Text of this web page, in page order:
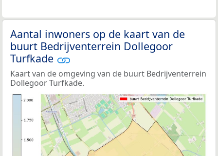
Aantal inwoners op de kaart van de
buurt Bedrijventerrein Dollegoor
Turfkade
Kaart van de omgeving van de buurt Bedrijventerrein
Dollegoor Turfkade.